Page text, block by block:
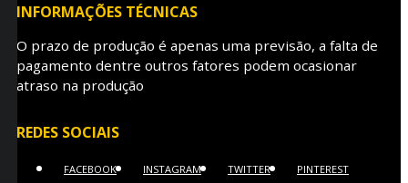
INFORMAÇÕES TÉCNICAS
O prazo de produção é apenas uma previsão, a falta de
pagamento dentre outros fatores podem ocasionar
atraso na produção
REDES SOCIAIS
FACEBOOK INSTAGRAM TWITTER PINTEREST